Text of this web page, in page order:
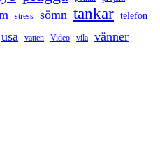
stress sömn tankar telefon
usa vatten Video vila vänner